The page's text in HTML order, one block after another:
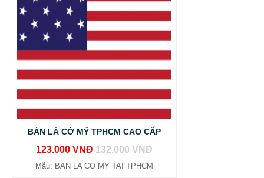
BÁN LÁ CỜ MỸ TPHCM CAO CẤP
123.000 VNĐ 132.000 VNĐ
Mẫu: BAN LA CO MY TAI TPHCM